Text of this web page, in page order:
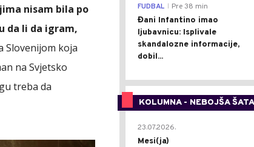
nisam bila po
da li da igram,
Slovenijom koja
na Svjetsko
treba da
FUDBAL Pre 38 min
Đani Infantino imao
ljubavnicu: Isplivale
skandalozne informacije,
dobil...
KOLUMNA - NEBOJŠA
23.07.2026.
Mesi(ja)